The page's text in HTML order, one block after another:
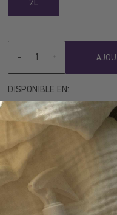
2L
Quantité
-
+
DISPONIBLE EN:
Livraison à Domicile
Ramassage à une